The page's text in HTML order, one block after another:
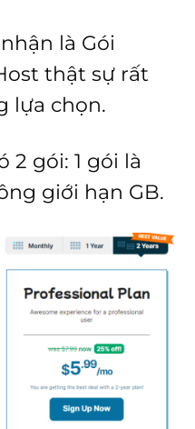
là Gói
thật sự rất
lựa chọn.
2 gói: 1 gói là
giới hạn GB.